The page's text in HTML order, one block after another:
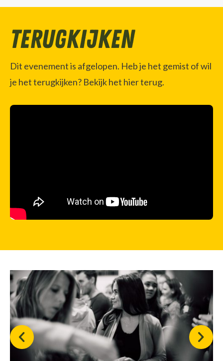
Terugkijken
Dit evenement is afgelopen. Heb je het gemist of wil
je het terugkijken? Bekijk het hier terug.